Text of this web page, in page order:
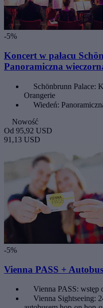
-5%
Koncert w pałacu
Panoramiczna
Schönbrunn Palace:
Orangerie
Wiedeń:
Nowość
Od 95,92 USD
91,13 USD
-5%
Vienna PASS +
Vienna PASS: wstęp
Vienna Sightseeing: